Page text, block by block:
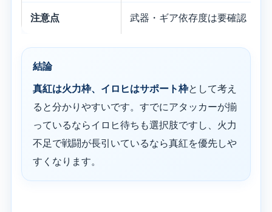
注意点 武器・ギア依存度は要確認
結論
真紅は火力枠、イロヒはサポート枠として考え
ると分かりやすいです。すでにアタッカーが揃
っているならイロヒ待ちも選択肢ですし、火力
不足で戦闘が長引いているなら真紅を優先しや
すくなります。